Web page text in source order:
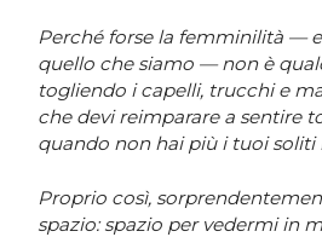
Perché forse la femminilità —
quello che siamo — non è
togliendo i capelli, trucchi e
che devi reimparare a sentire
quando non hai più i tuoi soliti
Proprio così,
spazio: spazio per vedermi in